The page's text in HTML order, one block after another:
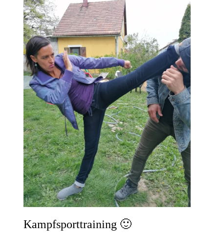
Kampfsporttraining 🙂